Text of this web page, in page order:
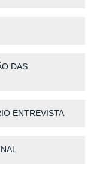
DAS
ENTREVISTA